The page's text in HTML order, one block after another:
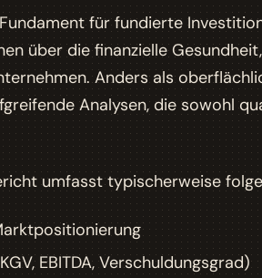
für fundierte
über die finanzielle
Anders als
Analysen, die sowohl
umfasst typischerweise
EBITDA, Verschuldungsgrad)